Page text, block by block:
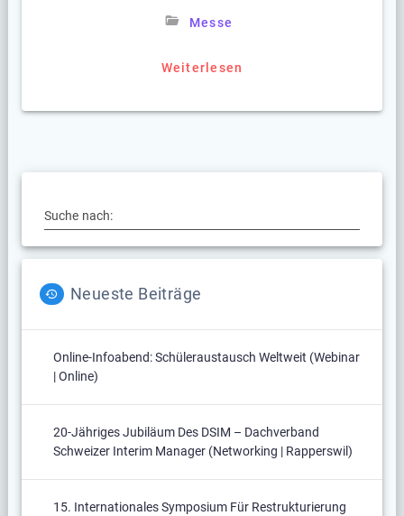
Messe
Weiterlesen
Suche nach:
Neueste Beiträge
Online-Infoabend: Schüleraustausch Weltweit (Webinar
| Online)
20-Jähriges Jubiläum Des DSIM – Dachverband
Schweizer Interim Manager (Networking | Rapperswil)
15. Internationales Symposium Für Restrukturierung